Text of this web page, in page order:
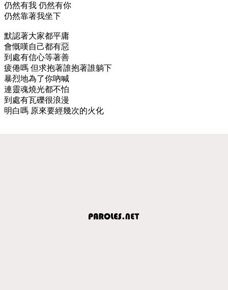
仍然有我 仍然有你
仍然靠著我坐下
默認著大家都平庸
會慨嘆自己都有惡
到處有信心等著善
疲倦嗎 但求抱著誰抱著誰躺下
暴烈地為了你吶喊
連靈魂燒光都不怕
到處有瓦礫很浪漫
明白嗎 原來要經幾次的火化